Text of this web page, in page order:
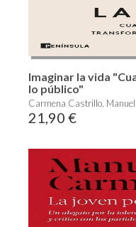
Imaginar la vida
lo público"
Carmena Castrillo,
21,90 €